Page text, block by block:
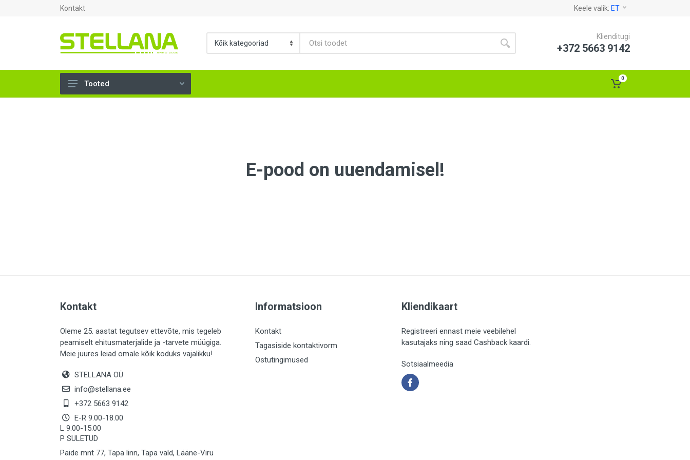
Kontakt Keele valik: ET
Klienditugi
+372 5663 9142
LIISTUD (183)
KIVID (31)
KATTED (132)
MAALRITARBED (1024)
SOOJUSTUS (16)
KEEMIA (220)
TÖÖRIIDED (117)
SAUN (8)
Tooted
0
E-pood on uuendamisel!
Kontakt
Oleme 25. aastat tegutsev ettevõte, mis tegeleb
peamiselt ehitusmaterjalide ja -tarvete müügiga.
Meie juures leiad omale kõik koduks vajalikku!
STELLANA OÜ
info@stellana.ee
+372 5663 9142
E-R 9.00-18.00
L 9.00-15.00
P SULETUD
Paide mnt 77, Tapa linn, Tapa vald, Lääne-Viru
Informatsioon
Kontakt
Tagasiside kontaktivorm
Ostutingimused
Kliendikaart
Registreeri ennast meie veebilehel
kasutajaks ning saad Cashback kaardi.
Sotsiaalmeedia